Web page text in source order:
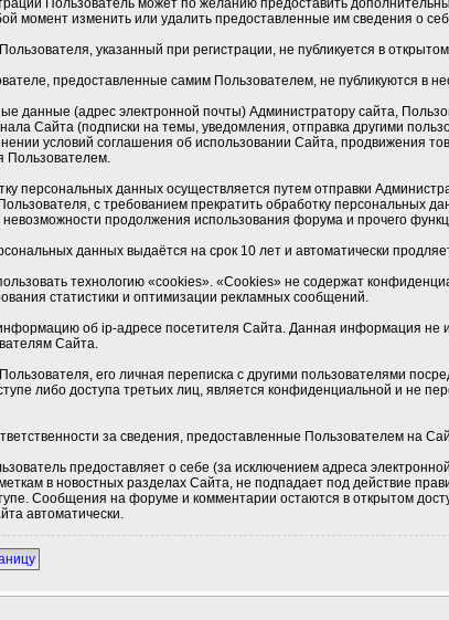
Пользователь может по желанию предоставить
момент изменить или удалить предоставленные им сведения о
указанный при регистрации, не публикуется в
предоставленные самим Пользователем, не публикуются в
данные (адрес электронной почты) Администратору сайта,
Сайта (подписки на темы, уведомления, отправка другими
условий соглашения об использовании Сайта, продвижения
Пользователем.
персональных данных осуществляется путем отправки
с требованием прекратить обработку персональных
невозможности продолжения использования форума и прочего
данных выдаётся на срок 10 лет и автоматически
технологию «cookies». «Cookies» не содержат
статистики и оптимизации рекламных сообщений.
об ip-адресе посетителя Сайта. Данная информация не
Сайта.
его личная переписка с другими пользователями
либо доступа третьих лиц, является конфиденциальной и не
за сведения, предоставленные Пользователем на
предоставляет о себе (за исключением адреса
в новостных разделах Сайта, не подпадает под действие
Сообщения на форуме и комментарии остаются в открытом
автоматически.